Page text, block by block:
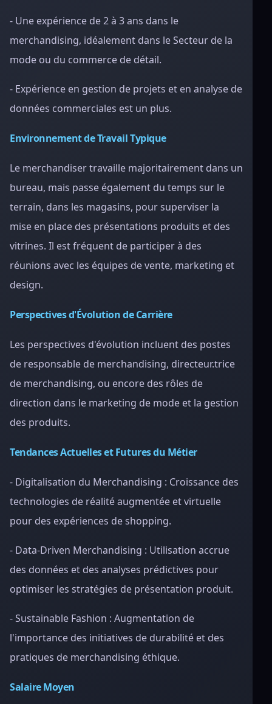
- Une expérience de 2 à 3 ans dans le
merchandising, idéalement dans le Secteur de la
mode ou du commerce de détail.
- Expérience en gestion de projets et en analyse de
données commerciales est un plus.
Environnement de Travail Typique
Le merchandiser travaille majoritairement dans un
bureau, mais passe également du temps sur le
terrain, dans les magasins, pour superviser la
mise en place des présentations produits et des
vitrines. Il est fréquent de participer à des
réunions avec les équipes de vente, marketing et
design.
Perspectives d'Évolution de Carrière
Les perspectives d'évolution incluent des postes
de responsable de merchandising, directeur.trice
de merchandising, ou encore des rôles de
direction dans le marketing de mode et la gestion
des produits.
Tendances Actuelles et Futures du Métier
- Digitalisation du Merchandising : Croissance des
technologies de réalité augmentée et virtuelle
pour des expériences de shopping.
- Data-Driven Merchandising : Utilisation accrue
des données et des analyses prédictives pour
optimiser les stratégies de présentation produit.
- Sustainable Fashion : Augmentation de
l'importance des initiatives de durabilité et des
pratiques de merchandising éthique.
Salaire Moyen